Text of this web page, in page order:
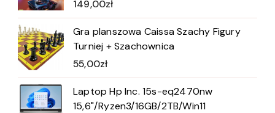
149,00zł
Gra planszowa Caissa Szachy Figury
Turniej + Szachownica
55,00zł
Laptop Hp Inc. 15s-eq2470nw
15,6"/Ryzen3/16GB/2TB/Win11